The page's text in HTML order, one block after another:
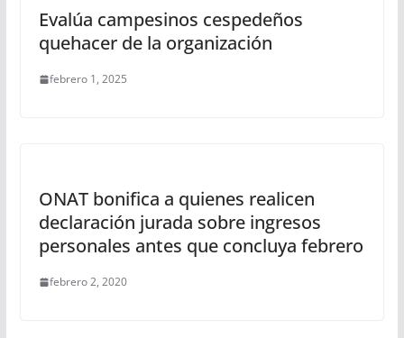
Evalúa campesinos cespedeños
quehacer de la organización
febrero 1, 2025
ONAT bonifica a quienes realicen
declaración jurada sobre ingresos
personales antes que concluya febrero
febrero 2, 2020